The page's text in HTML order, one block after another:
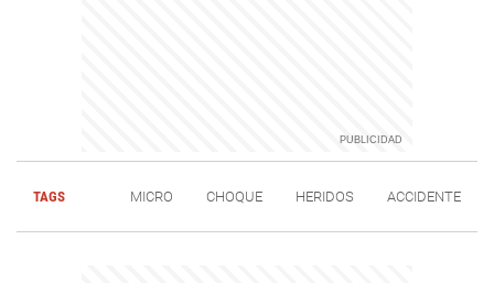
TAGS MICRO CHOQUE HERIDOS ACCIDENTE